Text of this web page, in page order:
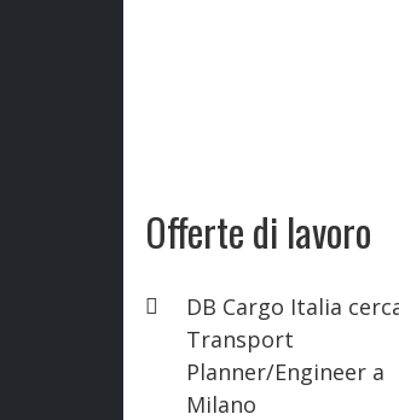
Offerte di lavoro
DB Cargo Italia
Transport
Planner/Engineer a
Milano